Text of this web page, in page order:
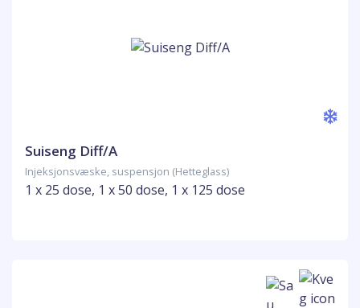
Suiseng Diff/A
Injeksjonsvæske, suspensjon (Hetteglass)
1 x 25 dose, 1 x 50 dose, 1 x 125 dose